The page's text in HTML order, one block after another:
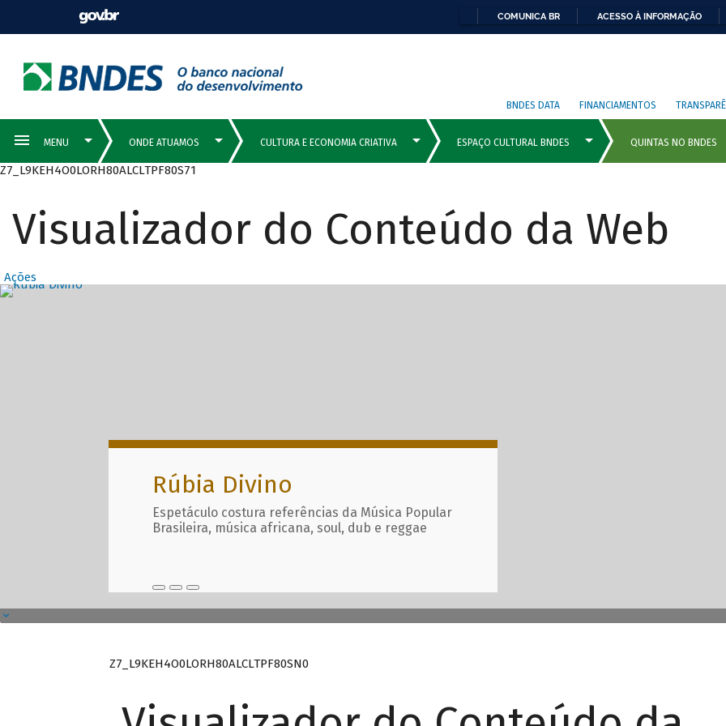
COMUNICA BR ACESSO À INFORMAÇÃO
BNDES DATA FINANCIAMENTOS
Z7_L9KEH4O0LORH80ALCLTPF80S71
Visualizador do Conteúdo da Web
Ações
Destaques Principais com
Rúbia Divino
Espetáculo costura referências da Música Popular
Brasileira, música africana, soul, dub e reggae
Z7_L9KEH4O0LORH80ALCLTPF80SN0